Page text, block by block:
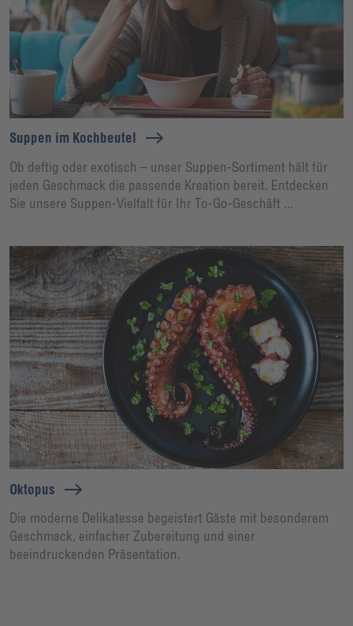
Suppen im Kochbeutel
Ob deftig oder exotisch – unser Suppen-Sortiment hält für
jeden Geschmack die passende Kreation bereit. Entdecken
Sie unsere Suppen-Vielfalt für Ihr To-Go-Geschäft ...
Oktopus
Die moderne Delikatesse begeistert Gäste mit besonderem
Geschmack, einfacher Zubereitung und einer
beeindruckenden Präsentation.